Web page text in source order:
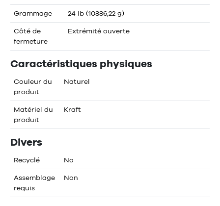
Grammage 24 lb (10886,22 g)
Côté de
fermeture
Extrémité ouverte
Caractéristiques physiques
Couleur du
produit
Naturel
Matériel du
produit
Kraft
Divers
Recyclé No
Assemblage
requis
Non